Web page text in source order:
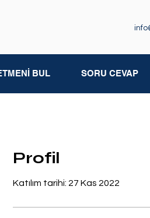
BUL SORU CEVAP
Profil
Katılım tarihi: 27 Kas 2022